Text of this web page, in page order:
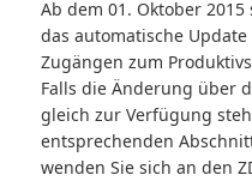
Ab dem 01. Oktober
das automatische
Zugängen zum
Falls die Änderung über
gleich zur Verfügung
entsprechenden
wenden Sie sich an den